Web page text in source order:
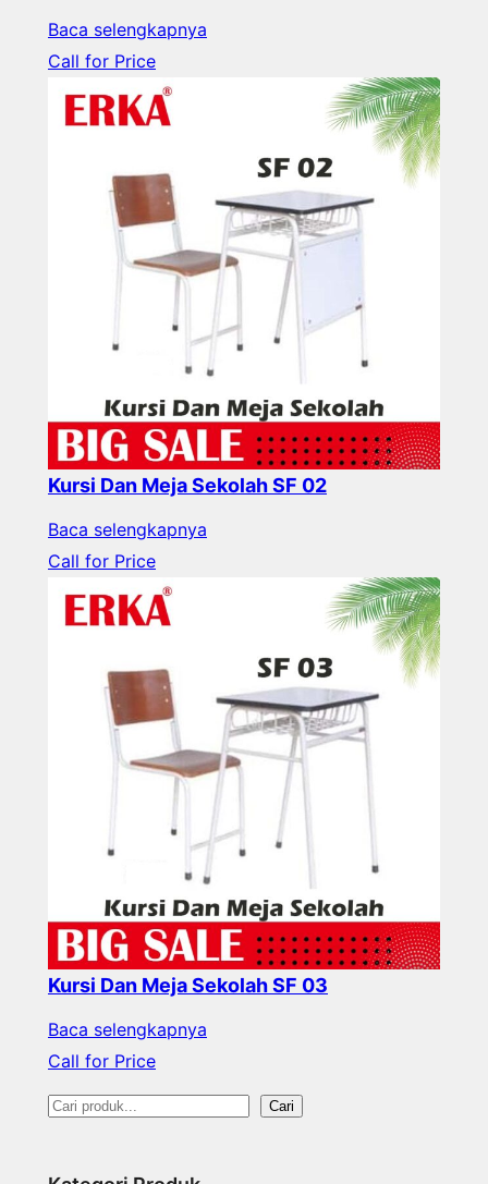
Baca selengkapnya
Call for Price
Kursi Dan Meja Sekolah SF 02
Baca selengkapnya
Call for Price
Kursi Dan Meja Sekolah SF 03
Baca selengkapnya
Call for Price
S
a
Cari